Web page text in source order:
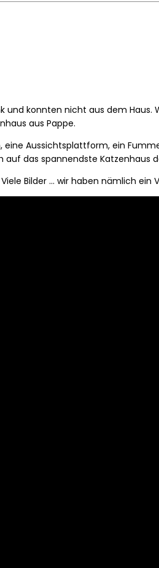
konnten nicht aus dem Haus.
aus Pappe.
Aussichtsplattform, ein
das spannendste Katzenhaus
Bilder … wir haben nämlich ein